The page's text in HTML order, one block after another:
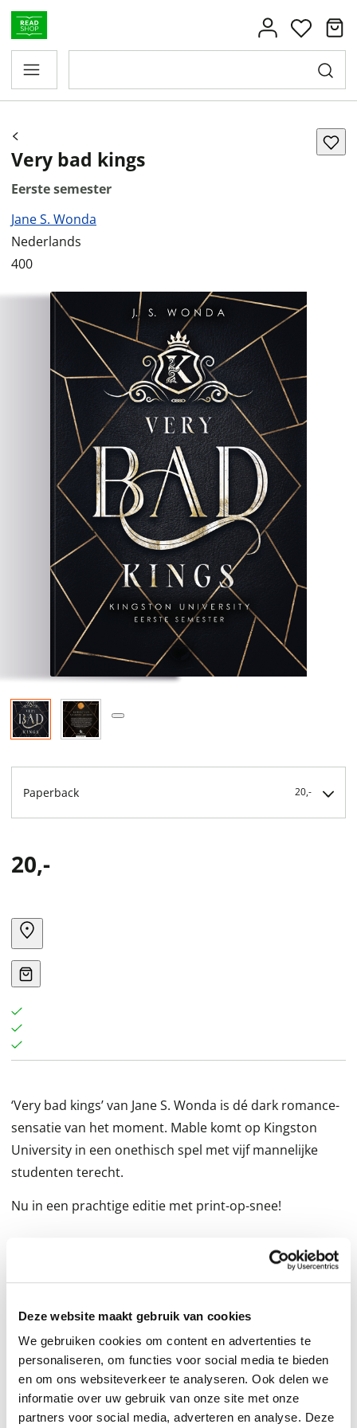
Deze website maakt gebruik van cookies
We gebruiken cookies om content en advertenties te
personaliseren, om functies voor social media te bieden
en om ons websiteverkeer te analyseren. Ook delen we
informatie over uw gebruik van onze site met onze
partners voor social media, adverteren en analyse. Deze
Very bad kings
Eerste semester
Jane S. Wonda
Nederlands
400
Paperback 20,-
20,-
‘Very bad kings’ van Jane S. Wonda is dé dark romance-
sensatie van het moment. Mable komt op Kingston
University in een onethisch spel met vijf mannelijke
studenten terecht.
Nu in een prachtige editie met print-op-snee!
Er wordt een gevaarlijk spel gespeeld op Kingston
University, waar vijf mannen de campus beheersen en
weinige beursstudenten, wordt het doelwit van de rijke
elite die haar wil wegpesten. Hierbij krijgt ze vooral te
maken met de opstandige Kings en hun duistere spel.
Terwijl ze probeert te overleven tussen de machtigen,
verandert alles wanneer drie van de Kings plotseling